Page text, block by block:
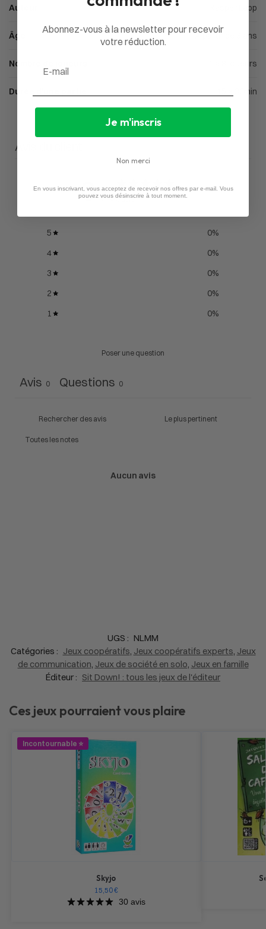
Auteur Kasper Lapp
Âge À partir de 8 ans
Nombre de joueurs 1 à 8 joueurs
Durée d'une partie 15 à 30min
Avis du client
0 / 50 avis
5 0%
4
0%
3
0%
2
0%
1
0%
Poser une question
Avis 0 Questions 0
Aucun avis
UGS : NLMM
Catégories : Jeux coopératifs, Jeux coopératifs experts, Jeux
de communication, Jeux de société en solo, Jeux en famille
Éditeur : Sit Down! : tous les jeux de l'éditeur
Ces jeux pourraient vous plaire
Incontournable ⭐
Skyjo
15,50€
30 avis
Abonnez-vous à la newsletter pour recevoir
votre réduction.
Je m'inscris
Non merci
En vous inscrivant, vous acceptez de recevoir nos offres par e-mail. Vous
pouvez vous désinscrire à tout moment.